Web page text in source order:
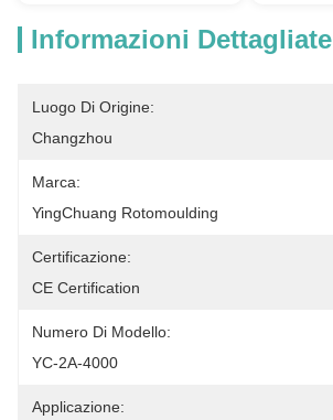
Informazioni Dettagliate
Luogo Di Origine:
Changzhou
Marca:
YingChuang Rotomoulding
Certificazione:
CE Certification
Numero Di Modello:
YC-2A-4000
Applicazione: